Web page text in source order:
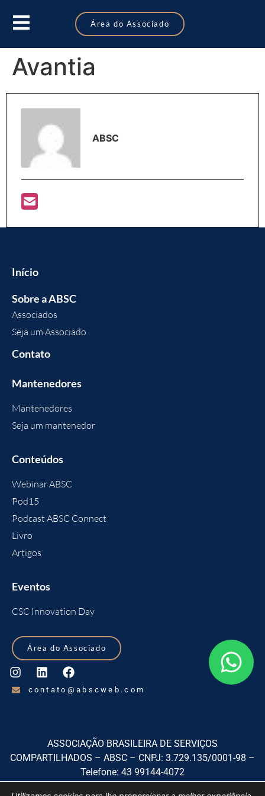
Área do Associado
Avantia
ABSC
Início
Sobre a ABSC
Associados
Seja um Associado
Contato
Mantenedores
Mantenedores
Seja um mantenedor
Conteúdos
Webinar ABSC
Pod15
Podcast ABSC Connect
Livro
Artigos
Eventos
CSC Innovation Day
Área do Associado
contato@abscweb.com
ASSOCIAÇÃO BRASILEIRA DE SERVIÇOS
COMPARTILHADOS – ABSC – CNPJ: 3.729.135/0001-98 –
Telefone: 43 99144-4072